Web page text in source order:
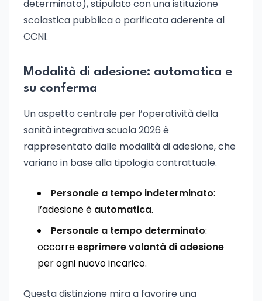
determinato), stipulato con una istituzione
scolastica pubblica o parificata aderente al
CCNI.
Modalità di adesione: automatica e
su conferma
Un aspetto centrale per l’operatività della
sanità integrativa scuola 2026 è
rappresentato dalle modalità di adesione, che
variano in base alla tipologia contrattuale.
Personale a tempo indeterminato:
l’adesione è automatica.
Personale a tempo determinato:
occorreesprimere volontà di adesione
per ogni nuovo incarico.
Questa distinzione mira a favorire una